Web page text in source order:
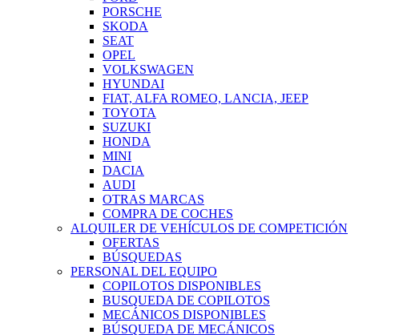
PORSCHE
SKODA
SEAT
OPEL
VOLKSWAGEN
HYUNDAI
FIAT, ALFA ROMEO, LANCIA, JEEP
TOYOTA
SUZUKI
HONDA
MINI
DACIA
AUDI
OTRAS MARCAS
COMPRA DE COCHES
ALQUILER DE VEHÍCULOS DE COMPETICIÓN
OFERTAS
BÚSQUEDAS
PERSONAL DEL EQUIPO
COPILOTOS DISPONIBLES
BUSQUEDA DE COPILOTOS
MECÁNICOS DISPONIBLES
BÚSQUEDA DE MECÁNICOS